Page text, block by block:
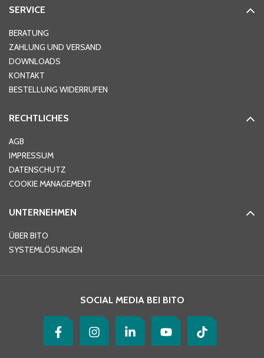
Hausnummer
Ort*
Telefon
SERVICE
BERATUNG
ZAHLUNG UND VERSAND
DOWNLOADS
KONTAKT
BESTELLUNG WIDERRUFEN
RECHTLICHES
AGB
IMPRESSUM
DATENSCHUTZ
COOKIE MANAGEMENT
UNTERNEHMEN
ÜBER BITO
SYSTEMLÖSUNGEN
SOCIAL MEDIA BEI BITO